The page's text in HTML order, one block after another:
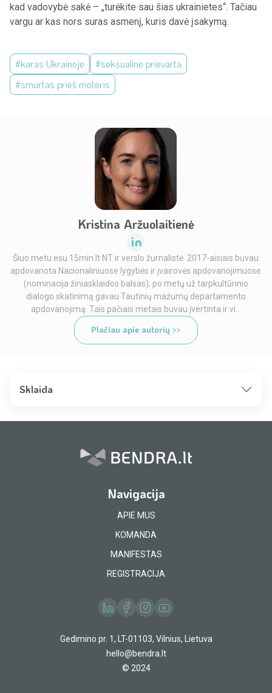
kad vadovybė sakė – „turėkite sau šias ukrainietes“. Tačiau
vargu ar kas nors suras asmenį, kuris davė įsakymą.
#karas Ukrainoje
#seksualinė prievarta
#smurtas prieš moteris
Kristina Aržuolaitienė
Šiuo metu esu 15min.lt NT ir verslo žurnalistė. 2017-aisiais buvau
apdovanota Nacionaliniuose lygybės ir įvairovės apdovanojimuose
(nominacija žiniasklaidos balsas); po metų už tarpkultūrinio
dialogo skatinimą gavau Tautinių mažumų departamento
apdovanojimą. Tais pačiais metais buvau įvertinta ir vi...
Plačiau apie autorių >>
Sklaida
Gedimino pr. 1, LT-01103, Vilnius, Lietuva
hello@bendra.lt
© 2024
Navigacija
APIE MUS
KOMANDA
MANIFESTAS
REGISTRACIJA